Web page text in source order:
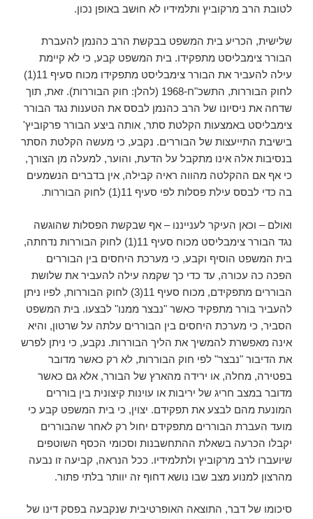
לטובת הרב מרקוביץ ותלמידיו לא חוּשב באופן נכון.
שלישית, הכריע בית המשפט בבקשת הרב כהנמן להעברת
הבורר צימבליסט מתפקידו. בית המשפט קבע, כי לא קיימת
עילה להעביר את הבורר צימבליסט מתפקידו מכוח סעיף 11(1)
לחוק הבוררות, התשכ"ח-1968 (להלן: חוק הבוררות). זאת, תוך
שדחה את ניסיונו של הרב כהנמן לבסס את הטענות נגד הבורר
צימבליסט באמצעות הקלטת סתר, אותה ביצע הבורר פרקוביץ'
בישיבת התייעצות של הבוררים. נקבע, כי מעשה הקלטת הסתר
בנסיבות אלה אינו מתקבל על הדעת, והוער, למעלה מן הצורך,
כי אף אם ההקלטה מהווה ראיה קבילה, אין בדברים הנשמעים
בה כדי לבסס עילת פסלות לפי סעיף 11(1) לחוק הבוררות.
ואולם – וכאן העיקר לענייננו – אף שבקשת הפסלות שהוגשה
נגד הבורר צימבליסט מכוח סעיף 11(1) לחוק הבוררות נדחתה,
בית המשפט הוסיף וקבע, כי מערכת היחסים בין הבוררים
הפכה כה עכורה, עד כדי כך שקמה עילה להעביר את שלושת
הבוררים מתפקידם, מכוח סעיף 11(3) לחוק הבוררות, לפיו ניתן
להעביר בורר מתפקיד כאשר "נבצר ממנו" לבצעו. בית המשפט
הסביר, כי מערכת היחסים בין הבוררים עלתה על שרטון, והיא
אינה מאפשרת להמשיך את הליך הבוררות. נקבע, כי ניתן לפרש
את הדיבור "נבצר" לפי חוק הבוררות, לא רק כאשר מדובר
בפטירה, מחלה, או ירידה מהארץ של הבורר, אלא גם כאשר
מדובר במצב חריג של יריבות או עוינות קיצונית בין בוררים
המונעת מהם לבצע את תפקידם. יצוין, כי בית המשפט קבע כי
מועד העברת הבוררים מתפקידם יחול רק לאחר שהבוררים
יקבלו הכרעה בשאלת ההתחשבנות וסכומי הכסף השוטפים
שיועברו לרב מרקוביץ ולתלמידיו. ככל הנראה, קביעה זו נבעה
מהרצון למנוע מצב שבו נושא דחוף זה יוותר בלתי פתור.
סיכומו של דבר, התוצאה האופרטיבית שנקבעה בפסק דינו של